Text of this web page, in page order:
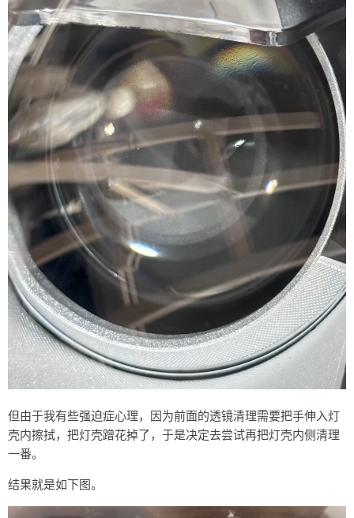
但由于我有些强迫症心理，因为前面的透镜清理需要把手伸入灯
壳内擦拭，把灯壳蹭花掉了，于是决定去尝试再把灯壳内侧清理
一番。
结果就是如下图。